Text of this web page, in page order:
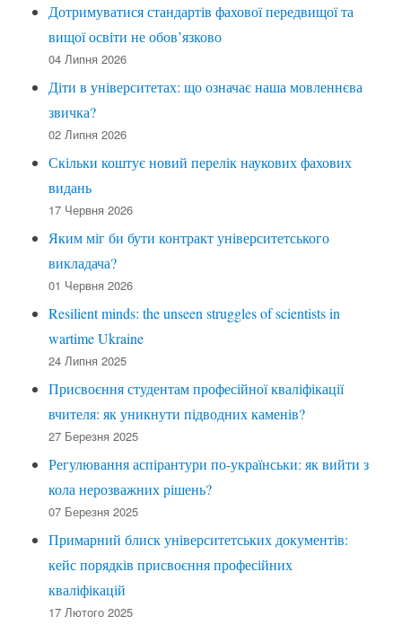
Дотримуватися стандартів фахової передвищої та
вищої освіти не обов’язково
04 Липня 2026
Діти в університетах: що означає наша мовленнєва
звичка?
02 Липня 2026
Скільки коштує новий перелік наукових фахових
видань
17 Червня 2026
Яким міг би бути контракт університетського
викладача?
01 Червня 2026
Resilient minds: the unseen struggles of scientists in
wartime Ukraine
24 Липня 2025
Присвоєння студентам професійної кваліфікації
вчителя: як уникнути підводних каменів?
27 Березня 2025
Регулювання аспірантури по-українськи: як вийти з
кола нерозважних рішень?
07 Березня 2025
Примарний блиск університетських документів:
кейс порядків присвоєння професійних
кваліфікацій
17 Лютого 2025